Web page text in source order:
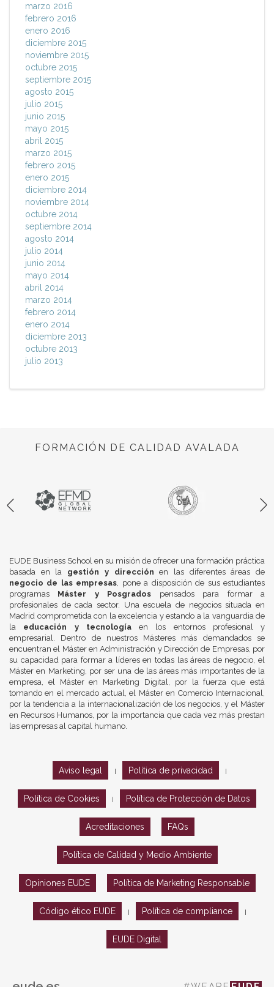
marzo 2016
febrero 2016
enero 2016
diciembre 2015
noviembre 2015
octubre 2015
septiembre 2015
agosto 2015
julio 2015
junio 2015
mayo 2015
abril 2015
marzo 2015
febrero 2015
enero 2015
diciembre 2014
noviembre 2014
octubre 2014
septiembre 2014
agosto 2014
julio 2014
junio 2014
mayo 2014
abril 2014
marzo 2014
febrero 2014
enero 2014
diciembre 2013
octubre 2013
julio 2013
FORMACIÓN DE CALIDAD AVALADA
EUDE Business School en su misión de ofrecer una formación práctica
basada en la gestión y dirección en las diferentes áreas de
negocio de las empresas , pone a disposición de sus estudiantes
programas Máster y Posgrados pensados para formar a
profesionales de cada sector. Una escuela de negocios situada en
Madrid comprometida con la excelencia y estando a la vanguardia de
la educación y tecnologíaen los entornos profesional y
empresarial. Dentro de nuestros Másteres más demandados se
encuentran el Máster en Administración y Dirección de Empresas, por
su capacidad para formar a líderes en todas las áreas de negocio, el
Máster en Marketing, por ser una de las áreas más importantes de la
empresa, el Máster en Marketing Digital, por la fuerza que está
tomando en el mercado actual, el Máster en Comercio Internacional,
por la tendencia a la internacionalización de los negocios, y el Máster
en Recursos Humanos, por la importancia que cada vez más prestan
las empresas al capital humano.
Aviso legal Política de privacidad
Política de Cookies Política de Protección de Datos
Acreditaciones FAQs
Política de Calidad y Medio Ambiente
Opiniones EUDE Política de Marketing Responsable
Código ético EUDE Política de compliance
EUDE Digital